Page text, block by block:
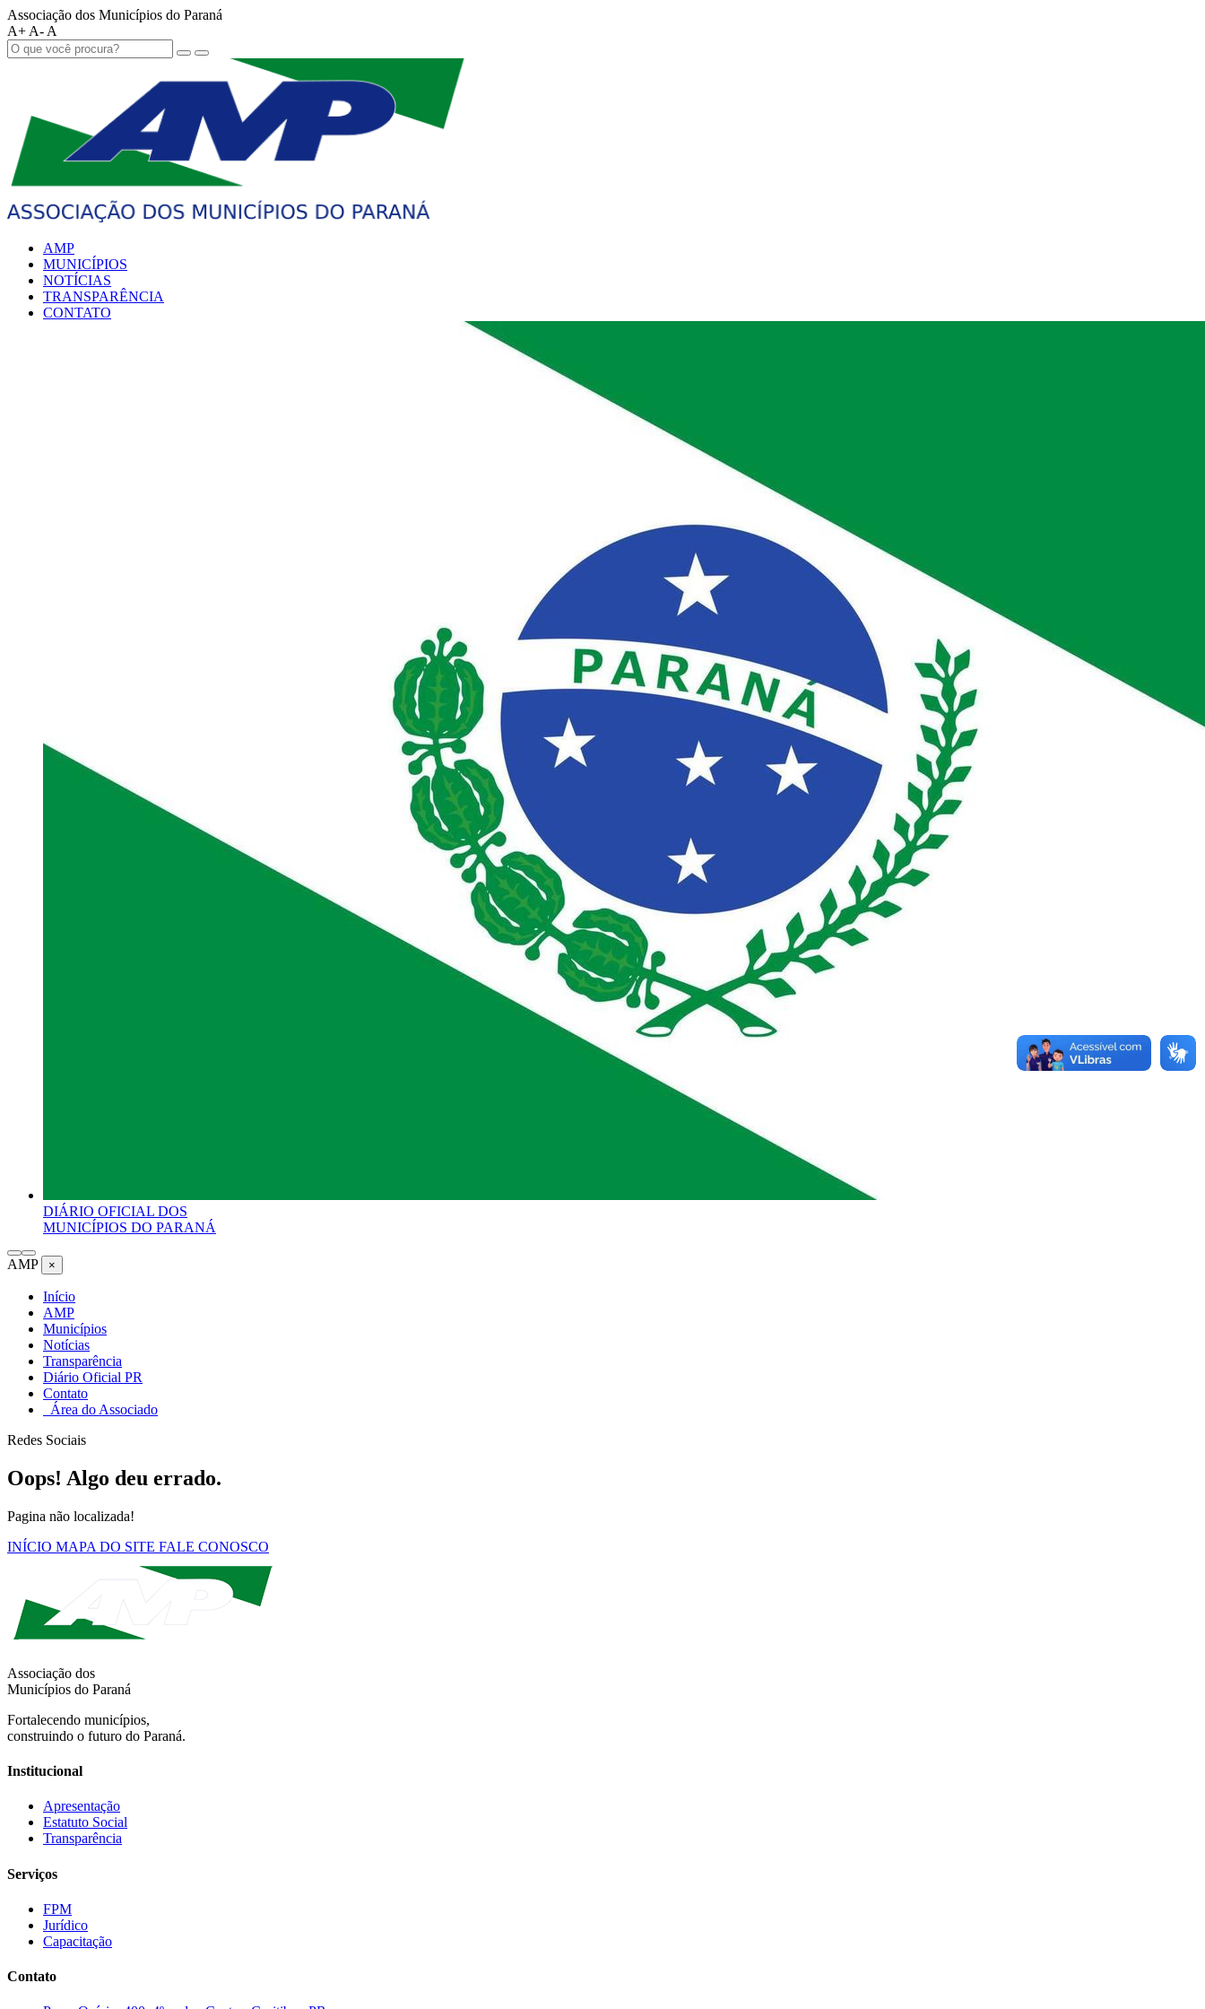
Associação dos Municípios do Paraná
A+ A- A
AMP
MUNICÍPIOS
NOTÍCIAS
TRANSPARÊNCIA
CONTATO
DIÁRIO OFICIAL DOS
MUNICÍPIOS DO PARANÁ
AMP ×
Início
AMP
Municípios
Notícias
Transparência
Diário Oficial PR
Contato
Área do Associado
Redes Sociais
Oops! Algo deu errado.
Pagina não localizada!
INÍCIO MAPA DO SITE FALE CONOSCO
Associação dos
Municípios do Paraná
Fortalecendo municípios,
construindo o futuro do Paraná.
Institucional
Apresentação
Estatuto Social
Transparência
Serviços
FPM
Jurídico
Capacitação
Contato